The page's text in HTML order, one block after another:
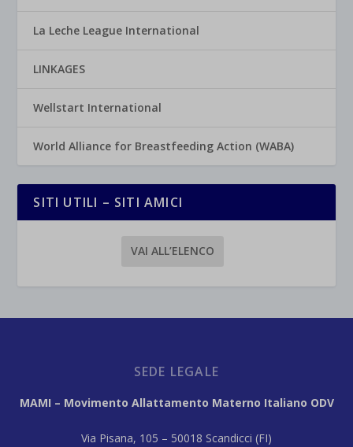
La Leche League International
LINKAGES
Wellstart International
World Alliance for Breastfeeding Action (WABA)
SITI UTILI – SITI AMICI
VAI ALL’ELENCO
SEDE LEGALE
MAMI – Movimento Allattamento Materno Italiano ODV
Via Pisana, 105 – 50018 Scandicci (FI)